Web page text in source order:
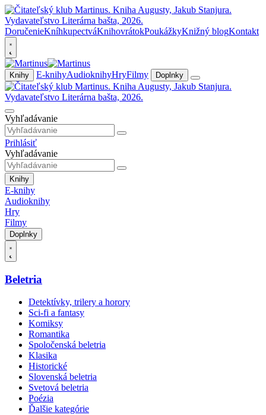
DoručenieKníhkupectváKnihovrátokPoukážkyKnižný blogKontakt
Knihy E-knihyAudioknihyHryFilmy Doplnky
Vyhľadávanie
Prihlásiť
Vyhľadávanie
Knihy
E-knihy
Audioknihy
Hry
Filmy
Doplnky
Beletria
Detektívky, trilery a horory
Sci-fi a fantasy
Komiksy
Romantika
Spoločenská beletria
Klasika
Historické
Slovenská beletria
Svetová beletria
Poézia
Ďalšie kategórie